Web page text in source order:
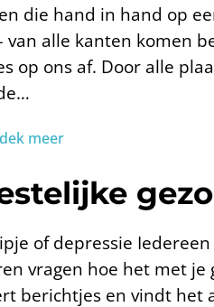
die hand in hand op
van alle kanten komen
op ons af. Door alle
meer
of depressie
vragen hoe het met je
berichtjes en vindt het